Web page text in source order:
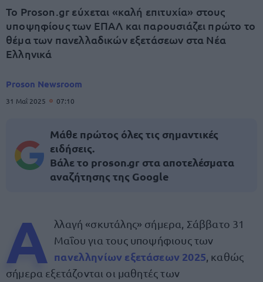
Το Proson.gr εύχεται «καλή επιτυχία» στους
υποψηφίους των ΕΠΑΛ και παρουσιάζει πρώτο το
θέμα των πανελλαδικών εξετάσεων στα Νέα
Ελληνικά
Proson Newsroom
31 Μαΐ 2025 07:10
Μάθε πρώτος όλες τις σημαντικές
ειδήσεις.
Βάλε το proson.gr στα αποτελέσματα
αναζήτησης της Google
Α λλαγή «σκυτάλης» σήμερα, Σάββατο 31
Μαΐου για τους υποψήφιους των
πανελληνίων εξετάσεων 2025 , καθώς
σήμερα εξετάζονται οι μαθητές των